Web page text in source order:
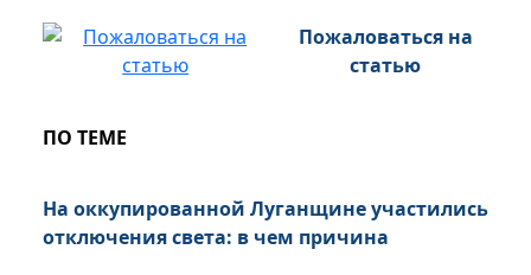
Пожаловаться на
статью
ПО ТЕМЕ
На оккупированной Луганщине участились
отключения света: в чем причина